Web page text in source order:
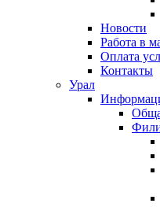
Новости
Работа в
Оплата
Контакты
Урал